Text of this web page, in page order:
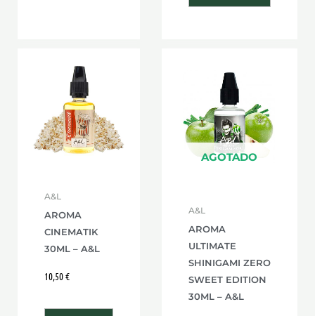
A&L
AROMA
CINEMATIK
30ML – A&L
10,50€
AGOTADO
A&L
AROMA
ULTIMATE
SHINIGAMI ZERO
SWEET EDITION
30ML – A&L